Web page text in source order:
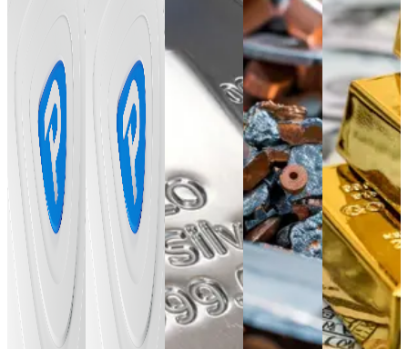
Razor gold
مقابل التداول
القياسي
للذهب: أيهما
يناسب
إستراتيجيتك؟
دليل
التداولالسلع
الأساسية
ما هي المعادن
الأساسية وكيف
تتداولها؟
مع انخفاض
تكاليف
الدخول
مقارنة
بالمعادن
الثمينة، فإن
أسواق
المعادن
الأساسية
متاحة.
الأساسية
دليلك لفهم
السوق
المؤثرة
باعتباره
سلعة ثمينة
وصناعية،
يمكن أن
يوفر الفضة
فرصًا مميزة
مع إدارة
التعرض
للمخاطر.
دليل
التداولالسلع
الأساسية
دليلك الشامل
لتداول الذهب
تعلم التداول
بالذهب
واستكشاف
الأسباب
الأساسية
التي يقوم بها
المستثمرون
بشراء وبيع
الذهب.
التداول
السلع
الأساسية
ما هي عقود
الفروقات
مبسّط وآلية
التداول |
Pepperstone
دليل تعليمي
يشرح مفهوم
عقود
الفروقات
وآلية التداول
عليها، وكيفية
الاستفادة من
تحركات
الأسعار دون
امتلاك
الأصول
الأساسية.
دليل